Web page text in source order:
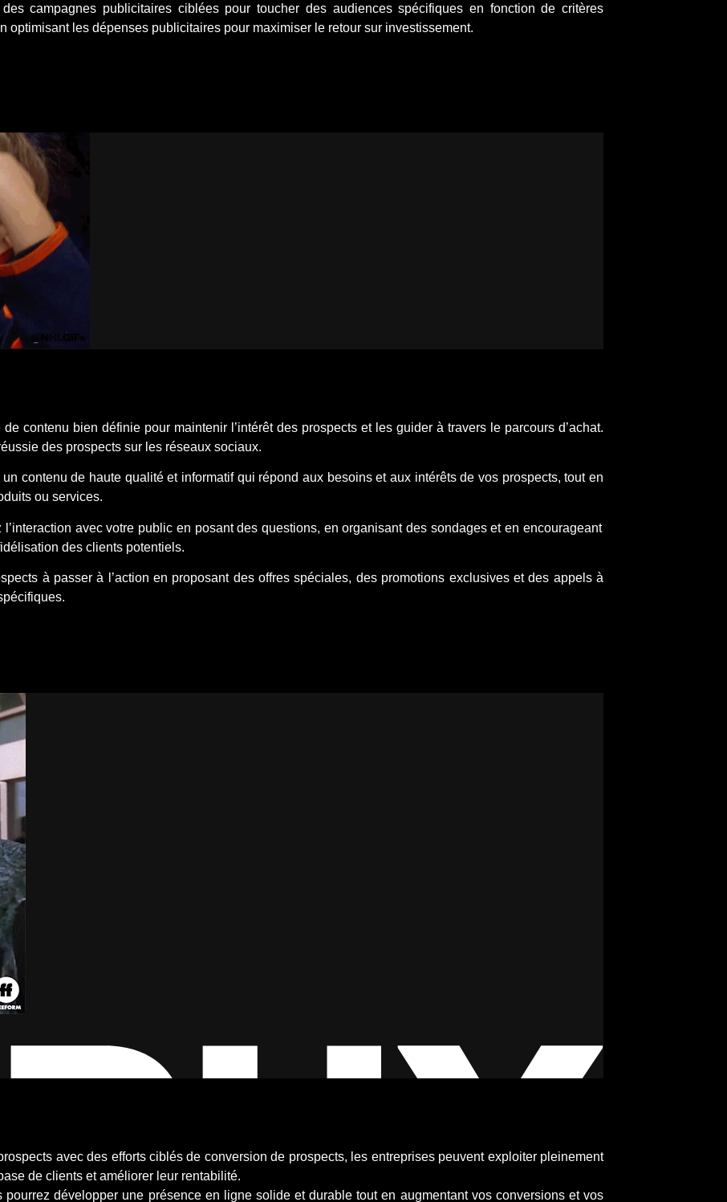
campagnes publicitaires ciblées pour toucher des audiences spécifiques en fonction de critères
optimisant les dépenses publicitaires pour maximiser le retour sur investissement.
contenu bien définie pour maintenir l’intérêt des prospects et les guider à travers le parcours d’achat.
des prospects sur les réseaux sociaux.
un contenu de haute qualité et informatif qui répond aux besoins et aux intérêts de vos prospects, tout en
ou services.
l’interaction avec votre public en posant des questions, en organisant des sondages et en encourageant
des clients potentiels.
à passer à l’action en proposant des offres spéciales, des promotions exclusives et des appels à
avec des efforts ciblés de conversion de prospects, les entreprises peuvent exploiter pleinement
de clients et améliorer leur rentabilité.
pourrez développer une présence en ligne solide et durable tout en augmentant vos conversions et vos